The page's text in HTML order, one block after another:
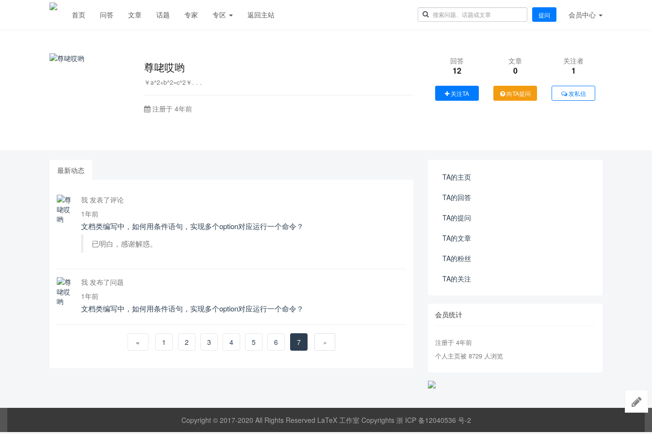
首页 问答 文章 话题 专家 专区 返回主站 提问 会员中心
尊咾哎哟
￥a^2+b^2=c^2￥. . .
注册于 4年前
回答
12
文章
0
关注者
1
关注TA 向TA提问 发私信
最新动态
我 发表了评论
1年前
文档类编写中，如何用条件语句，实现多个option对应运行一个命令？
已明白，感谢解惑。
我 发布了问题
1年前
文档类编写中，如何用条件语句，实现多个option对应运行一个命令？
« 1 2 3 4 5 6 7 »
TA的主页
TA的回答
TA的提问
TA的文章
TA的粉丝
TA的关注
会员统计
注册于 4年前
个人主页被 8729 人浏览
Copyright © 2017-2020 All Rights Reserved LaTeX 工作室 Copyrights 浙 ICP 备12040536 号-2